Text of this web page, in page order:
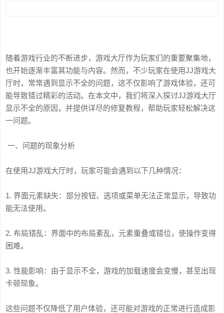
随着游戏行业的不断进步，游戏大厅作为玩家们的重要聚集地，
也开始逐渐丰富其功能与内容。然而，不少玩家在使用JJ游戏大
厅时，常常遇到显示不全的问题，这不仅影响了游戏体验，还可
能导致错过精彩的活动。在本文中，我们将深入探讨JJ游戏大厅
显示不全的原因，并提供详尽的修复教程，帮助玩家轻松解决这
一问题。
一、问题的现象分析
在使用JJ游戏大厅时，玩家可能会遇到以下几种情况：
1. 界面元素缺失：部分按钮、选项或菜单无法正常显示，导致功
能无法使用。
2. 布局错乱：界面中的布局紊乱，元素重叠或错位，使操作变得
困难。
3. 性能影响：由于显示不全，游戏的加载速度会变慢，甚至出现
卡顿现象。
这些问题不仅降低了用户体验，还可能对游戏的正常进行造成影